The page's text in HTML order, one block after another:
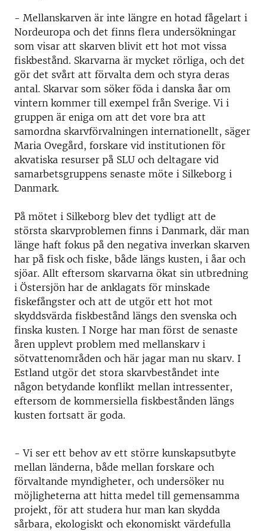
- Mellanskarven är inte längre en hotad fågelart i
Nordeuropa och det finns flera undersökningar
som visar att skarven blivit ett hot mot vissa
fiskbestånd. Skarvarna är mycket rörliga, och det
gör det svårt att förvalta dem och styra deras
antal. Skarvar som söker föda i danska åar om
vintern kommer till exempel från Sverige. Vi i
gruppen är eniga om att det vore bra att
samordna skarvförvalningen internationellt, säger
Maria Ovegård, forskare vid institutionen för
akvatiska resurser på SLU och deltagare vid
samarbetsgruppens senaste möte i Silkeborg i
Danmark.
På mötet i Silkeborg blev det tydligt att de
största skarvproblemen finns i Danmark, där man
länge haft fokus på den negativa inverkan skarven
har på fisk och fiske, både längs kusten, i åar och
sjöar. Allt eftersom skarvarna ökat sin utbredning
i Östersjön har de anklagats för minskade
fiskefångster och att de utgör ett hot mot
skyddsvärda fiskbestånd längs den svenska och
finska kusten. I Norge har man först de senaste
åren upplevt problem med mellanskarv i
sötvattenområden och här jagar man nu skarv. I
Estland utgör det stora skarvbeståndet inte
någon betydande konflikt mellan intressenter,
eftersom de kommersiella fiskbestånden längs
kusten fortsatt är goda.
- Vi ser ett behov av ett större kunskapsutbyte
mellan länderna, både mellan forskare och
förvaltande myndigheter, och undersöker nu
möjligheterna att hitta medel till gemensamma
projekt, för att studera hur man kan skydda
sårbara, ekologiskt och ekonomiskt värdefulla